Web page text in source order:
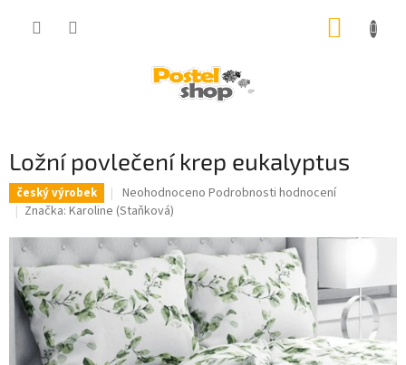
Ložní povlečení krep eukalyptus
český výrobek
Průměrné
hodnocení
je
0,0
5
hvězdiček.
Neohodnoceno Podrobnosti hodnocení
Značka: Karoline (Staňková)